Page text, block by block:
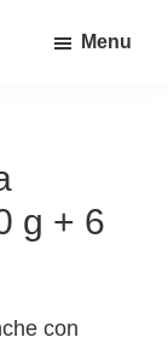
Menu
g + 6
con